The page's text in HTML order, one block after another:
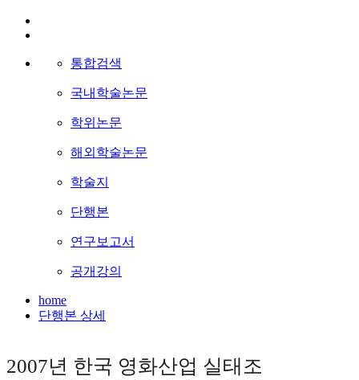
통합검색
국내학술논문
학위논문
해외학술논문
학술지
단행본
연구보고서
공개강의
home
단행본 상세
2007년 한국 영화산업 실태조